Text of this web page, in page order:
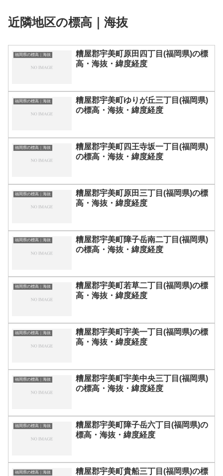
近隣地区の標高｜海抜
福岡県の標高｜海抜
糟屋郡宇美町原田四丁目(福岡県)の標
高・海抜・緯度経度
福岡県の標高｜海抜
糟屋郡宇美町ゆりが丘三丁目(福岡県)
の標高・海抜・緯度経度
福岡県の標高｜海抜
糟屋郡宇美町四王寺坂一丁目(福岡県)
の標高・海抜・緯度経度
福岡県の標高｜海抜
糟屋郡宇美町原田三丁目(福岡県)の標
高・海抜・緯度経度
福岡県の標高｜海抜
糟屋郡宇美町障子岳南二丁目(福岡県)
の標高・海抜・緯度経度
福岡県の標高｜海抜
糟屋郡宇美町若草二丁目(福岡県)の標
高・海抜・緯度経度
福岡県の標高｜海抜
糟屋郡宇美町宇美一丁目(福岡県)の標
高・海抜・緯度経度
福岡県の標高｜海抜
糟屋郡宇美町宇美中央三丁目(福岡県)
の標高・海抜・緯度経度
福岡県の標高｜海抜
糟屋郡宇美町障子岳六丁目(福岡県)の
標高・海抜・緯度経度
福岡県の標高｜海抜
糟屋郡宇美町貴船三丁目(福岡県)の標